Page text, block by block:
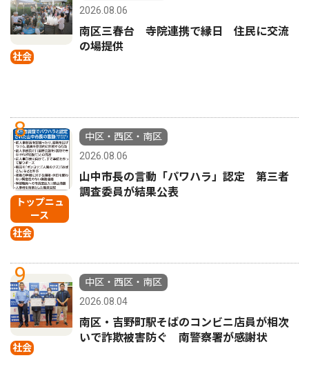
社会
2026.08.06
南区三春台 寺院連携で縁日 住民に交流
の場提供
8
トップニュ
ース
社会
中区・西区・南区
2026.08.06
山中市長の言動「パワハラ」認定 第三者
調査委員が結果公表
9
社会
中区・西区・南区
2026.08.04
南区・吉野町駅そばのコンビニ店員が相次
いで詐欺被害防ぐ 南警察署が感謝状